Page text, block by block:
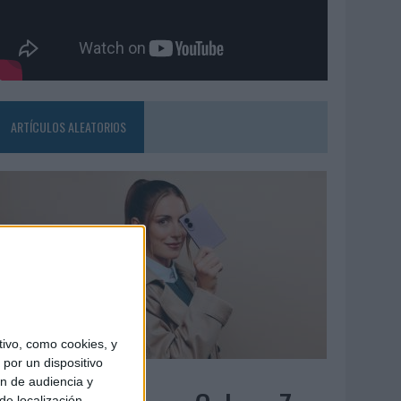
como cookies, y
un dispositivo
de audiencia y
ARTÍCULOS ALEATORIOS
08/2026